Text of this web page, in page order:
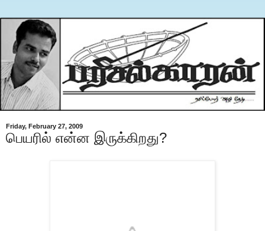
Friday, February 27, 2009
பெயரில் என்ன இருக்கிறது?